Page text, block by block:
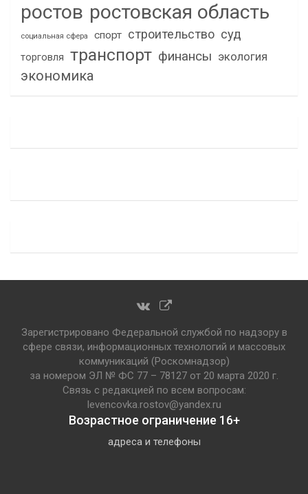
ростов ростовская область
социальная сфера спорт строительство суд
торговля транспорт финансы экология
экономика
Зарегистрировано Федеральной службой по надзору в
сфере связи, информационных технологий и массовых
коммуникаций (Роскомнадзор)
за номером ЭЛ № ФС 77 – 78127 от 20 марта 2020 г.
Связь с редакцией по всем вопросам:
levencovka.rostov@yandex.ru
Возрастное ограничение 16+
адреса и телефоны